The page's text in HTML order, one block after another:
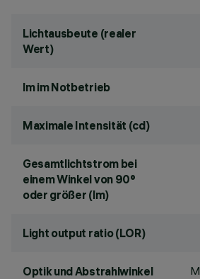
Lichtausbeute (realer
Wert)
lm im Notbetrieb
Maximale Intensität (cd)
Gesamtlichtstrom bei
einem Winkel von 90°
oder größer (lm)
Light output ratio (LOR)
Optik und Abstrahlwinkel